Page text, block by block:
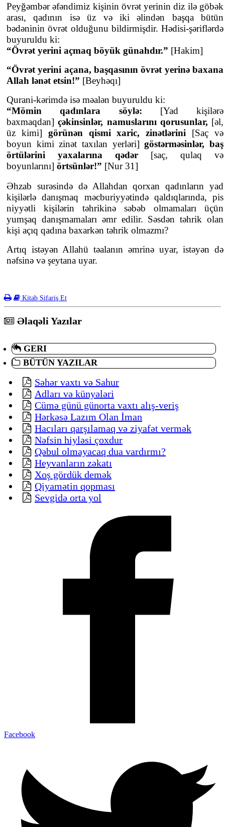
Peyğəmbər əfəndimiz kişinin övrət yerinin diz ilə göbək
arası, qadının isə üz və iki əlindən başqa bütün
bədəninin övrət olduğunu bildirmişdir. Hədisi-şəriflərdə
buyuruldu ki:
“Övrət yerini açmaq böyük günahdır.” [Hakim]
“Övrət yerini açana, başqasının övrət yerinə baxana
Allah lənət etsin!” [Beyhəqı]
Qurani-kərimdə isə məalən buyuruldu ki:
“Mömin qadınlara söylə: [Yad kişilərə
baxmaqdan]çəkinsinlər, namuslarını qorusunlar, [əl,
üz kimi] görünən qismi xaric, zinətlərini [Saç və
boyun kimi zinət taxılan yerləri]göstərməsinlər, baş
örtülərini yaxalarına qədər [saç, qulaq və
boyunlarını] örtsünlər!” [Nur 31]
Əhzab surəsində də Allahdan qorxan qadınların yad
kişilərlə danışmaq məcburiyyətində qaldıqlarında, pis
niyyətli kişilərin təhrikinə səbəb olmamaları üçün
yumşaq danışmamaları əmr edilir. Səsdən təhrik olan
kişi açıq qadına baxarkən təhrik olmazmı?
Artıq istəyən Allahü təalanın əmrinə uyar, istəyən də
nəfsinə və şeytana uyar.
Kitab Sifariş Et
Əlaqəli Yazılar
GERI
BÜTÜN YAZILAR
Səhər vaxtı və Sahur
Adları və künyələri
Cümə günü günorta vaxtı alış-veriş
Hərkəsə Lazım Olan İman
Hacıları qarşılamaq və ziyafət vermək
Nəfsin hiyləsi çoxdur
Qəbul olmayacaq dua vardırmı?
Heyvanların zəkatı
Xoş gördük demək
Qiyamətin qopması
Sevgidə orta yol
Facebook